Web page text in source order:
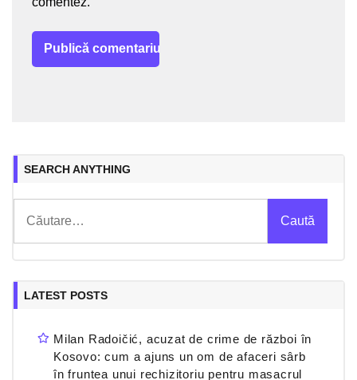
SEARCH ANYTHING
după:
LATEST POSTS
Milan Radoičić, acuzat de crime de război în
Kosovo: cum a ajuns un om de afaceri sârb
în fruntea unui rechizitoriu pentru masacrul